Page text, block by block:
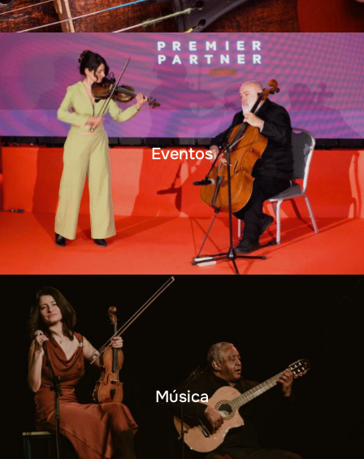
Eventos
Música